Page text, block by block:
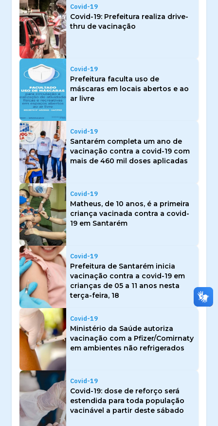
Covid-19
Covid-19: Prefeitura realiza drive-
thru de vacinação
Covid-19
Prefeitura faculta uso de
máscaras em locais abertos e ao
ar livre
Covid-19
Santarém completa um ano de
vacinação contra a covid-19 com
mais de 460 mil doses aplicadas
Covid-19
Matheus, de 10 anos, é a primeira
criança vacinada contra a covid-
19 em Santarém
Covid-19
Prefeitura de Santarém inicia
vacinação contra a covid-19 em
crianças de 05 a 11 anos nesta
terça-feira, 18
Covid-19
Ministério da Saúde autoriza
vacinação com a Pfizer/Comirnaty
em ambientes não refrigerados
Covid-19
Covid-19: dose de reforço será
estendida para toda população
vacinável a partir deste sábado